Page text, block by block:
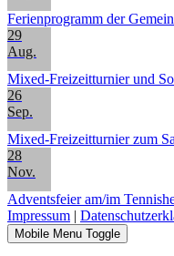
Ferienprogramm der
29
Aug.
Mixed-Freizeitturnier und
26
Sep.
Mixed-Freizeitturnier zum
28
Nov.
Adventsfeier am/im
Impressum |
Mobile Menu Toggle